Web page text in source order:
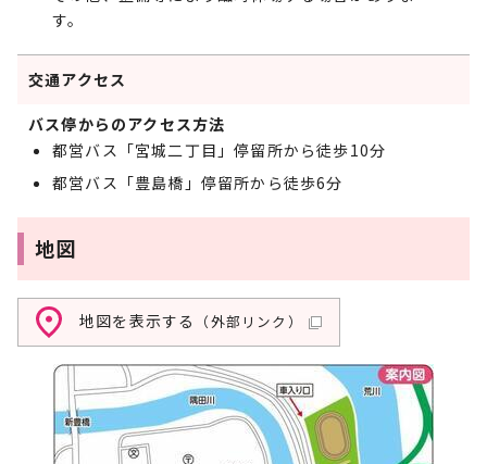
す。
交通アクセス
バス停からのアクセス方法
都営バス「宮城二丁目」停留所から徒歩10分
都営バス「豊島橋」停留所から徒歩6分
地図
地図を表示する （外部リンク）